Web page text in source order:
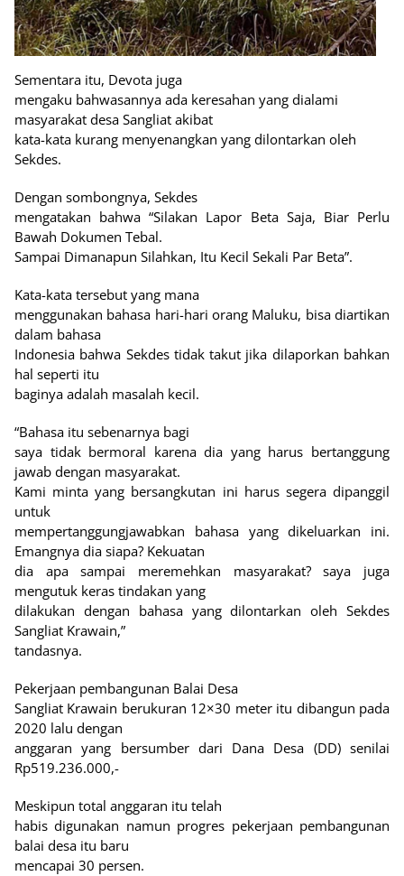
Sementara itu, Devota juga
mengaku bahwasannya ada keresahan yang dialami
masyarakat desa Sangliat akibat
kata-kata kurang menyenangkan yang dilontarkan oleh
Sekdes.
Dengan sombongnya, Sekdes
mengatakan bahwa “Silakan Lapor Beta Saja, Biar Perlu
Bawah Dokumen Tebal.
Sampai Dimanapun Silahkan, Itu Kecil Sekali Par Beta”.
Kata-kata tersebut yang mana
menggunakan bahasa hari-hari orang Maluku, bisa diartikan
dalam bahasa
Indonesia bahwa Sekdes tidak takut jika dilaporkan bahkan
hal seperti itu
baginya adalah masalah kecil.
“Bahasa itu sebenarnya bagi
saya tidak bermoral karena dia yang harus bertanggung
jawab dengan masyarakat.
Kami minta yang bersangkutan ini harus segera dipanggil
untuk
mempertanggungjawabkan bahasa yang dikeluarkan ini.
Emangnya dia siapa? Kekuatan
dia apa sampai meremehkan masyarakat? saya juga
mengutuk keras tindakan yang
dilakukan dengan bahasa yang dilontarkan oleh Sekdes
Sangliat Krawain,”
tandasnya.
Pekerjaan pembangunan Balai Desa
Sangliat Krawain berukuran 12×30 meter itu dibangun pada
2020 lalu dengan
anggaran yang bersumber dari Dana Desa (DD) senilai
Rp519.236.000,-
Meskipun total anggaran itu telah
habis digunakan namun progres pekerjaan pembangunan
balai desa itu baru
mencapai 30 persen.